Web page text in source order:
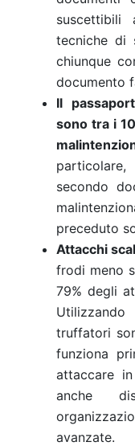
tecniche di
chiunque
documento
Il
sono tra i
secondo
preceduto
Attacchi
frodi meno
79% degli
truffatori
funziona
attaccare
anche
avanzate.